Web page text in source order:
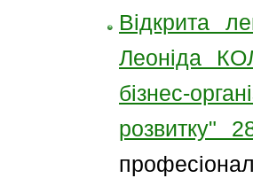
Відкрита
Леоніда
бізнес-
розвитку"